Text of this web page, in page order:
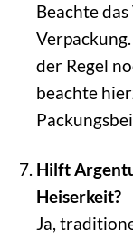
Beachte
der Regel
beachte
Hilft
Heiserkeit?
Ja,